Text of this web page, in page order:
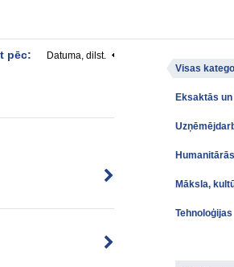
pēc: Datuma, dilst.
Visas
Eksaktās
Māksla,
Tehnoloģijas